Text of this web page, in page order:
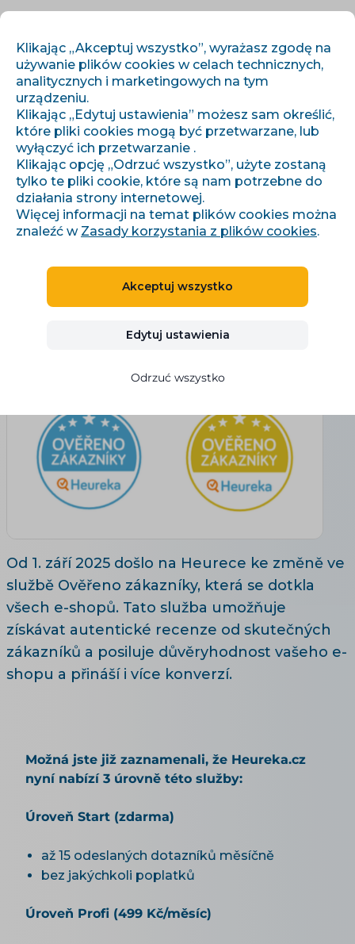
Úvod ›Artykuły i informacje›Změny ve službě Ověřeno zákazníky
zákazníky
Alena Pilařová
Zaktualizowano 28. 7. 2026
Od 1. září 2025 došlo na Heurece ke změně ve
službě Ověřeno zákazníky, která se dotkla
všech e-shopů. Tato služba umožňuje
získávat autentické recenze od skutečných
zákazníků a posiluje důvěryhodnost vašeho e-
shopu a přináší i více konverzí.
Možná jste již zaznamenali, že Heureka.cz
nyní nabízí 3 úrovně této služby:
Úroveň Start (zdarma)
až 15 odeslaných dotazníků měsíčně
bez jakýchkoli poplatků
Úroveň Profi (499 Kč/měsíc)
Klikając „Akceptuj wszystko”, wyrażasz zgodę na
używanie plików cookies w celach technicznych,
analitycznych i marketingowych na tym
urządzeniu.
Klikając „Edytuj ustawienia” możesz sam określić,
które pliki cookies mogą być przetwarzane, lub
wyłączyć ich przetwarzanie .
Klikając opcję „Odrzuć wszystko”, użyte zostaną
tylko te pliki cookie, które są nam potrzebne do
działania strony internetowej.
Więcej informacji na temat plików cookies można
znaleźć w Zasady korzystania z plików cookies.
Akceptuj wszystko
Edytuj ustawienia
Odrzuć wszystko